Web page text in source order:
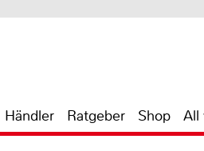
Händler Ratgeber Shop All